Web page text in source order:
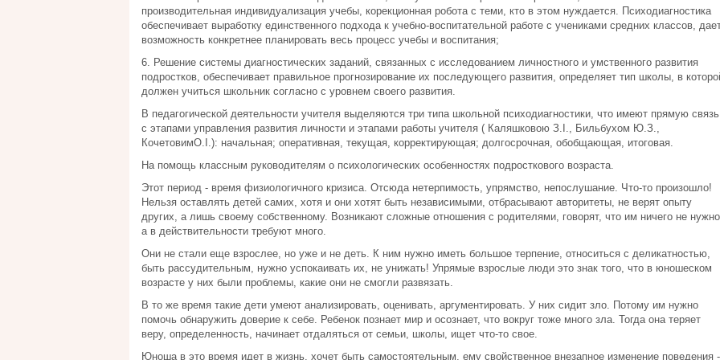
производительная индивидуализация учебы, корекционная робота с теми, кто в этом нуждается. Психодиагностика
обеспечивает выработку единственного подхода к учебно-воспитательной работе с учениками средних классов,
возможность конкретнее планировать весь процесс учебы и воспитания;
6. Решение системы диагностических заданий, связанных с исследованием личностного и умственного развития
подростков, обеспечивает правильное прогнозирование их последующего развития, определяет тип школы, в
должен учиться школьник согласно с уровнем своего развития.
В педагогической деятельности учителя выделяются три типа школьной психодиагностики, что имеют прямую связь
с этапами управления развития личности и этапами работы учителя ( Каляшковою З.І., Бильбухом Ю.З.,
КочетовимО.І.): начальная; оперативная, текущая, корректирующая; долгосрочная, обобщающая, итоговая.
На помощь классным руководителям о психологических особенностях подросткового возраста.
Этот период - время физиологичного кризиса. Отсюда нетерпимость, упрямство, непослушание. Что-то произошло!
Нельзя оставлять детей самих, хотя и они хотят быть независимыми, отбрасывают авторитеты, не верят опыту
других, а лишь своему собственному. Возникают сложные отношения с родителями, говорят, что им ничего не
а в действительности требуют много.
Они не стали еще взрослее, но уже и не деть. К ним нужно иметь большое терпение, относиться с деликатностью,
быть рассудительным, нужно успокаивать их, не унижать! Упрямые взрослые люди это знак того, что в юношеском
возрасте у них были проблемы, какие они не смогли развязать.
В то же время такие дети умеют анализировать, оценивать, аргументировать. У них сидит зло. Потому им нужно
помочь обнаружить доверие к себе. Ребенок познает мир и осознает, что вокруг тоже много зла. Тогда она теряет
веру, определенность, начинает отдаляться от семьи, школы, ищет что-то свое.
Юноша в это время идет в жизнь, хочет быть самостоятельным, ему свойственное внезапное изменение поведения -